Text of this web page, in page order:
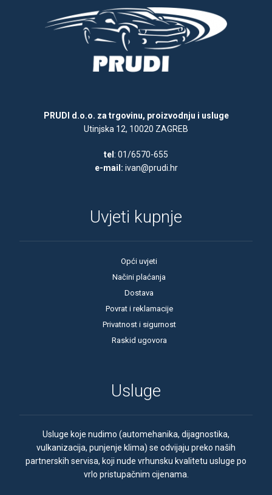
PRUDI d.o.o. za trgovinu, proizvodnju i usluge
Utinjska 12, 10020 ZAGREB
tel : 01/6570-655
e-mail: ivan@prudi.hr
Uvjeti kupnje
Opći uvjeti
Načini plaćanja
Dostava
Povrat i reklamacije
Privatnost i sigurnost
Raskid ugovora
Usluge
Usluge koje nudimo (automehanika, dijagnostika,
vulkanizacija, punjenje klima) se odvijaju preko naših
partnerskih servisa, koji nude vrhunsku kvalitetu usluge po
vrlo pristupačnim cijenama.